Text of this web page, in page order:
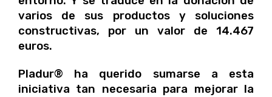
varios de sus productos y soluciones
constructivas, por un valor de 14.467
euros.
Pladur® ha querido sumarse a esta
iniciativa tan necesaria para mejorar la